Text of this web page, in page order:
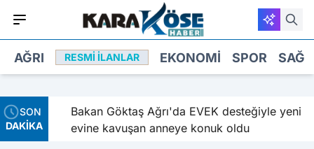
AĞRI RESMI İLANLAR EKONOMI SPOR
SON
DAKİKA
Bakan Göktaş Ağrı'da EVEK desteğiyle yeni
evine kavuşan anneye konuk oldu